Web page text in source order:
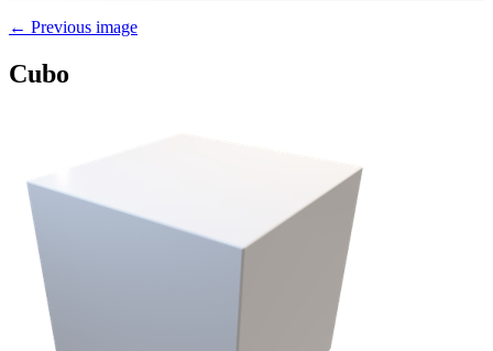
← Previous image
Cubo